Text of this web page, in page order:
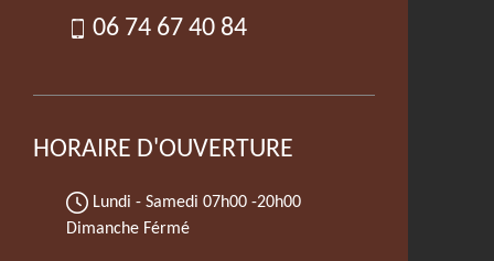
06 74 67 40 84
HORAIRE D'OUVERTURE
Lundi - Samedi 07h00 -20h00
Dimanche Férmé